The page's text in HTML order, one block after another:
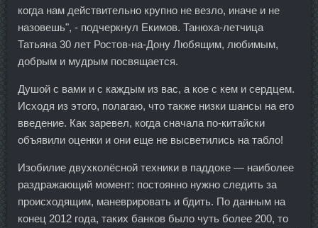
когда нам действительно крупно не везло, иначе и не
назовешь", - подчеркнул Екимов. Танюха-летчица
Татьяна 30 лет Ростов-на-Дону Любящим, любимым,
добрым и мудрым посвящается.
Душой с вами и с каждым из вас, а кое с кем и сердцем.
Исходя из этого, полагаю, что также низки шансы на его
введение. Как заревел, когда сначала по-китайски
объявили оценки и они еще не высветились на табло!
Изобилие двухколёсной техники в паддоке — наиболее
раздражающий момент: постоянно нужно следить за
происходящим, маневрировать и бдить. По данным на
конец 2012 года, таких банков было чуть более 200, то